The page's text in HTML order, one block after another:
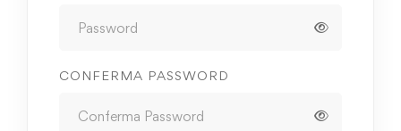
CONFERMA PASSWORD